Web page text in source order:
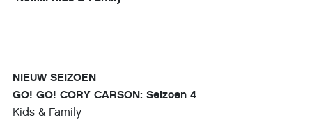
NIEUW SEIZOEN
GO! GO! CORY CARSON: Seizoen 4
Kids & Family